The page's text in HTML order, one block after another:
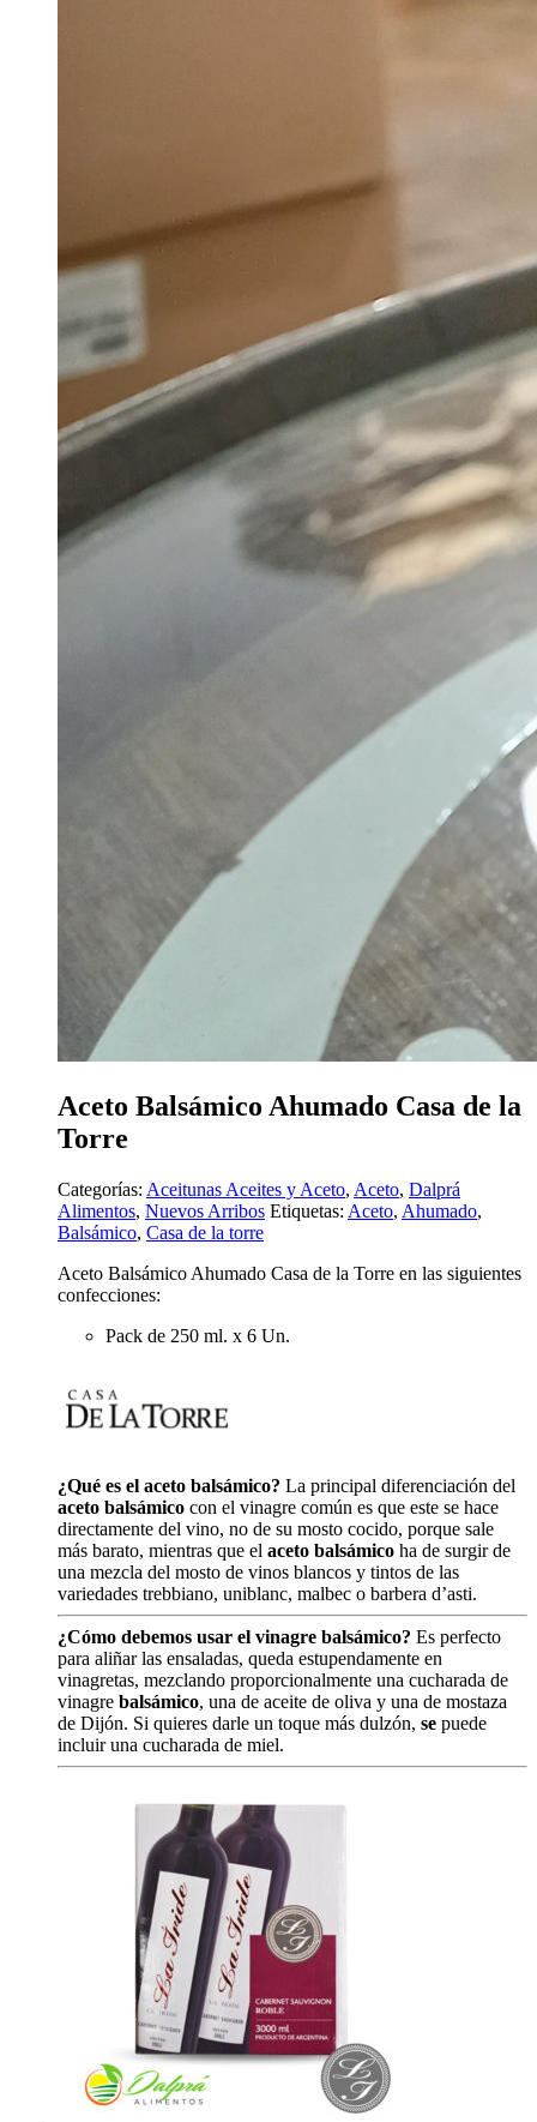
Aceto Balsámico Ahumado Casa de la
Torre
Categorías: Aceitunas Aceites y Aceto, Aceto, Dalprá
Alimentos, Nuevos Arribos Etiquetas: Aceto, Ahumado,
Balsámico, Casa de la torre
Aceto Balsámico Ahumado Casa de la Torre en las siguientes
confecciones:
Pack de 250 ml. x 6 Un.
¿Qué es el aceto balsámico? La principal diferenciación del
aceto balsámico con el vinagre común es que este se hace
directamente del vino, no de su mosto cocido, porque sale
más barato, mientras que el aceto balsámico ha de surgir de
una mezcla del mosto de vinos blancos y tintos de las
variedades trebbiano, uniblanc, malbec o barbera d’asti.
¿Cómo debemos usar el vinagre balsámico? Es perfecto
para aliñar las ensaladas, queda estupendamente en
vinagretas, mezclando proporcionalmente una cucharada de
vinagre balsámico, una de aceite de oliva y una de mostaza
de Dijón. Si quieres darle un toque más dulzón, se puede
incluir una cucharada de miel.